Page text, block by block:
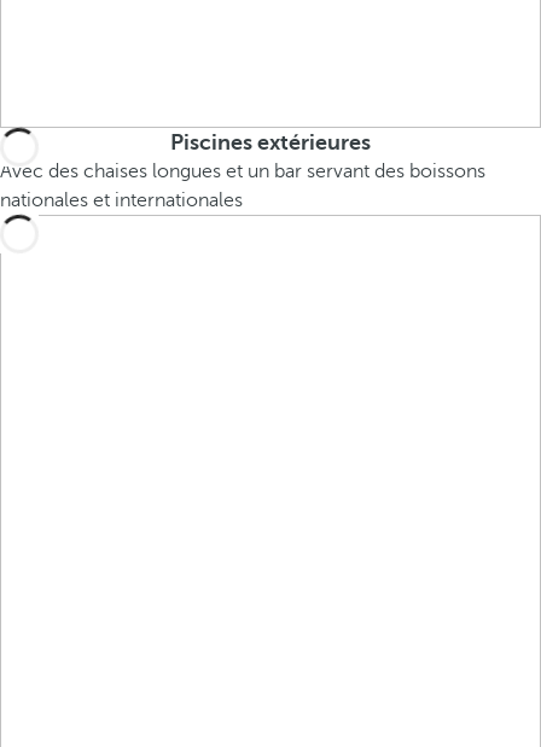
Piscines extérieures
Avec des chaises longues et un bar servant des boissons
nationales et internationales